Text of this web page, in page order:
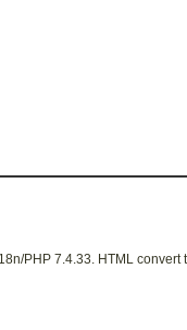
PHP 7.4.33. HTML convert